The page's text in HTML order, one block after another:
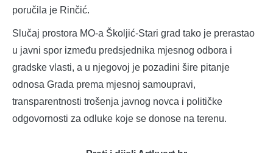
poručila je Rinčić.
Slučaj prostora MO-a Školjić-Stari grad tako je prerastao
u javni spor između predsjednika mjesnog odbora i
gradske vlasti, a u njegovoj je pozadini šire pitanje
odnosa Grada prema mjesnoj samoupravi,
transparentnosti trošenja javnog novca i političke
odgovornosti za odluke koje se donose na terenu.